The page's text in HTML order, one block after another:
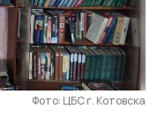
Фото: ЦБС г. Котовска